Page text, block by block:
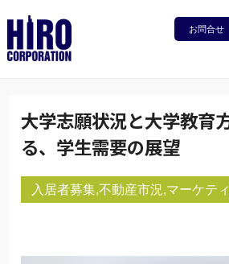
お問合せ
大学志願状況と大学教育
る、学生需要の展望
入居者募集 不動産市況 マーケテ